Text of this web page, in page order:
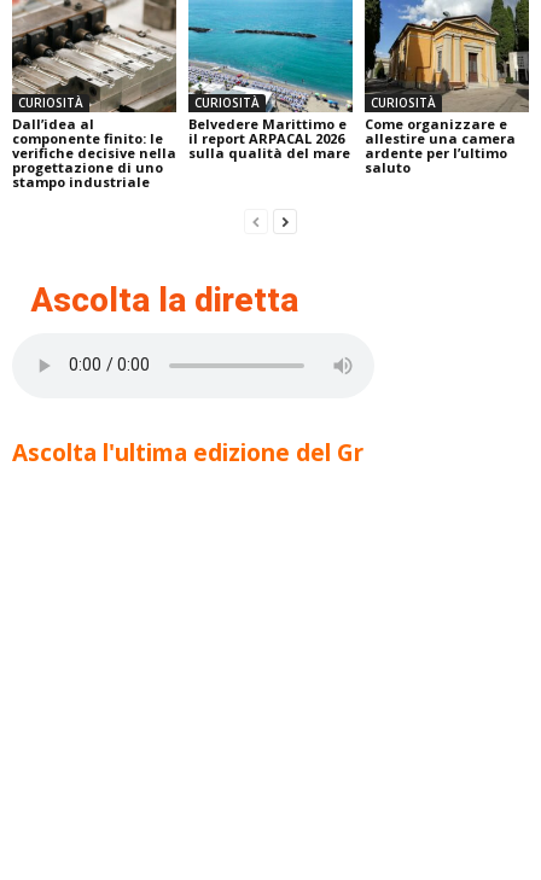
CURIOSITÀ
Dall’idea al
componente finito: le
verifiche decisive nella
progettazione di uno
stampo industriale
CURIOSITÀ
Belvedere Marittimo e
il report ARPACAL 2026
sulla qualità del mare
CURIOSITÀ
Come organizzare e
allestire una camera
ardente per l’ultimo
saluto
Ascolta la diretta
Ascolta l'ultima edizione del Gr